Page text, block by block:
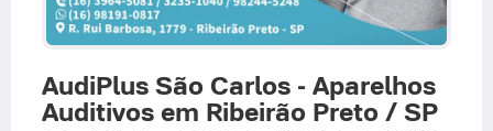
AudiPlus São Carlos - Aparelhos
Auditivos em Ribeirão Preto / SP